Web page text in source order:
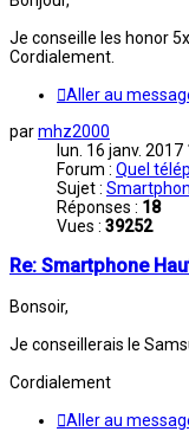
Je conseille les honor
Cordialement.
Aller au
parmhz2000
lun. 16 janv. 2017
Forum : Quel
Sujet :
Réponses : 18
Vues : 39252
Re: Smartphone
Bonsoir,
Je conseillerais le
Cordialement
Aller au